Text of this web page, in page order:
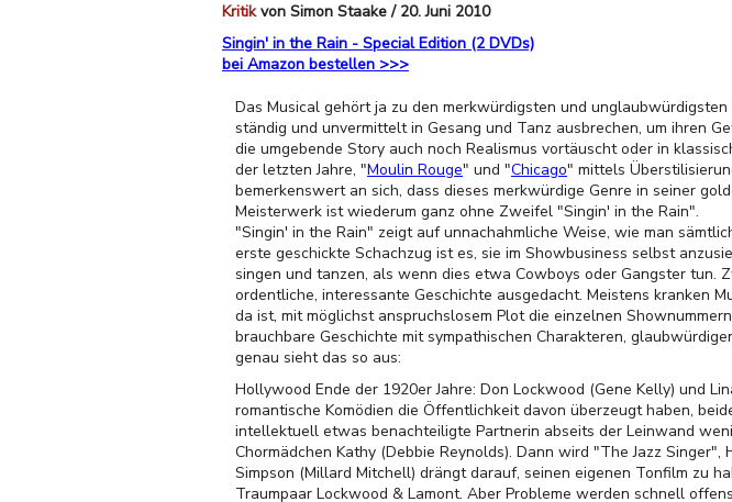
Kritikvon Simon Staake / 20. Juni 2010
Singin' in the Rain - Special Edition (2 DVDs)
bei Amazon bestellen >>>
Das Musical gehört ja zu den merkwürdigsten und
ständig und unvermittelt in Gesang und Tanz ausbrechen, um ihren
die umgebende Story auch noch Realismus vortäuscht oder in
der letzten Jahre, "Moulin Rouge" und "Chicago" mittels
bemerkenswert an sich, dass dieses merkwürdige Genre in seiner
Meisterwerk ist wiederum ganz ohne Zweifel "Singin' in the Rain".
"Singin' in the Rain" zeigt auf unnachahmliche Weise, wie man
erste geschickte Schachzug ist es, sie im Showbusiness selbst
singen und tanzen, als wenn dies etwa Cowboys oder Gangster tun.
ordentliche, interessante Geschichte ausgedacht. Meistens kranken
da ist, mit möglichst anspruchslosem Plot die einzelnen
brauchbare Geschichte mit sympathischen Charakteren,
genau sieht das so aus:
Hollywood Ende der 1920er Jahre: Don Lockwood (Gene Kelly) und
romantische Komödien die Öffentlichkeit davon überzeugt haben,
intellektuell etwas benachteiligte Partnerin abseits der Leinwand
Chormädchen Kathy (Debbie Reynolds). Dann wird "The Jazz
Simpson (Millard Mitchell) drängt darauf, seinen eigenen Tonfilm zu
Traumpaar Lockwood & Lamont. Aber Probleme werden schnell